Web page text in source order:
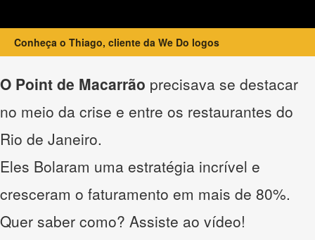
Conheça o Thiago, cliente da We Do logos
O Point de Macarrão precisava se destacar
no meio da crise e entre os restaurantes do
Rio de Janeiro.
Eles Bolaram uma estratégia incrível e
cresceram o faturamento em mais de 80%.
Quer saber como? Assiste ao vídeo!